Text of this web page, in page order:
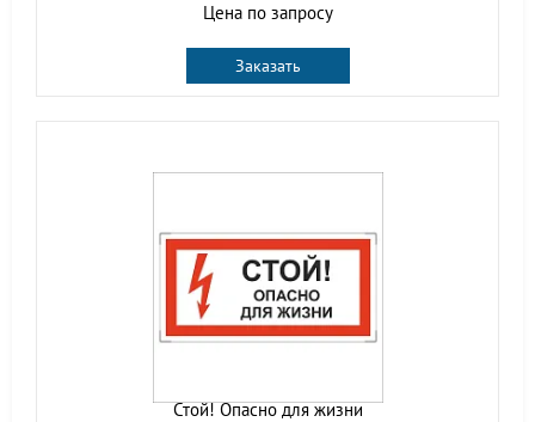
Цена по запросу
Заказать
Стой! Опасно для жизни